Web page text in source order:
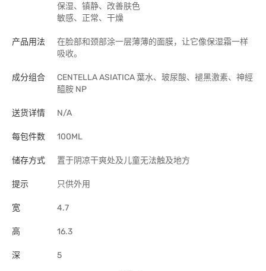
保湿、镇静、改善肤色
敏感、正常、干燥
产品用法
在脸部和颈部涂一层薄薄的面膜，让它像保湿霜一样
吸收。
成分组合
CENTELLA ASIATICA 葉水、玻尿酸、褪黑激素、神經
醯胺 NP
送货详情 N/A
每包件数 100ML
储存方式 置于阴凉干爽处及儿童无法触及地方
提示 只供外用
宽 4.7
高 16.3
深 5